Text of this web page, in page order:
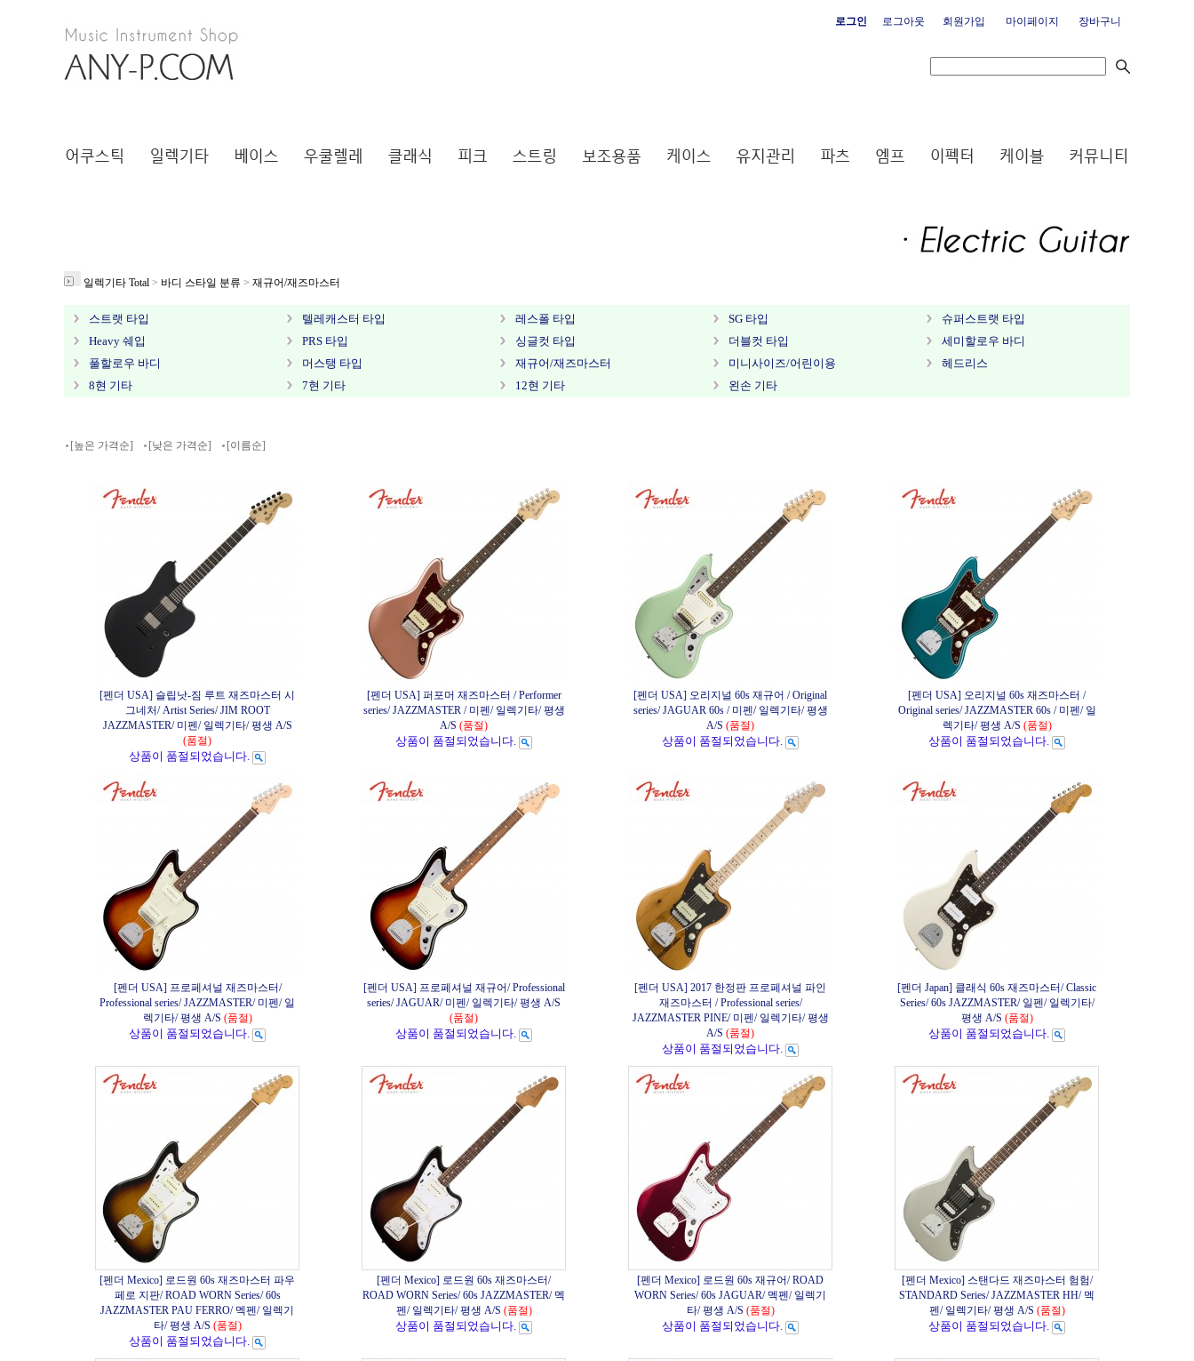
로그인 로그아웃 회원가입 마이페이지 장바구니
일렉기타 Total > 바디 스타일 분류 > 재규어/재즈마스터
스트랫 타입 텔레캐스터 타입 레스폴 타입 SG 타입
슈퍼스트랫 타입
Heavy 쉐입
PRS 타입 싱글컷 타입 더블컷 타입
세미할로우 바디
풀할로우 바디
머스탱 타입 재규어/재즈마스터 미니사이즈/어린이용
헤드리스
8현 기타
7현 기타 12현 기타 왼손 기타
[높은 가격순] [낮은 가격순] [이름순]
[펜더 USA] 슬립낫-짐 루트 재즈마스터 시
그네처/ Artist Series/ JIM ROOT
JAZZMASTER/ 미펜/ 일렉기타/ 평생 A/S
(품절)
상품이 품절되었습니다.
[펜더 USA] 퍼포머 재즈마스터 / Performer
series/ JAZZMASTER / 미펜/ 일렉기타/ 평생
A/S (품절)
상품이 품절되었습니다.
[펜더 USA] 오리지널 60s 재규어 / Original
series/ JAGUAR 60s / 미펜/ 일렉기타/ 평생
A/S (품절)
상품이 품절되었습니다.
[펜더 USA] 오리지널 60s 재즈마스터 /
Original series/ JAZZMASTER 60s / 미펜/ 일
렉기타/ 평생 A/S (품절)
상품이 품절되었습니다.
[펜더 USA] 프로페셔널 재즈마스터/
Professional series/ JAZZMASTER/ 미펜/ 일
렉기타/ 평생 A/S (품절)
상품이 품절되었습니다.
[펜더 USA] 프로페셔널 재규어/ Professional
series/ JAGUAR/ 미펜/ 일렉기타/ 평생 A/S
(품절)
상품이 품절되었습니다.
[펜더 USA] 2017 한정판 프로페셔널 파인
재즈마스터 / Professional series/
JAZZMASTER PINE/ 미펜/ 일렉기타/ 평생
A/S (품절)
상품이 품절되었습니다.
[펜더 Japan] 클래식 60s 재즈마스터/ Classic
Series/ 60s JAZZMASTER/ 일펜/ 일렉기타/
평생 A/S (품절)
상품이 품절되었습니다.
[펜더 Mexico] 로드원 60s 재즈마스터 파우
페로 지판/ ROAD WORN Series/ 60s
JAZZMASTER PAU FERRO/ 멕펜/ 일렉기
타/ 평생 A/S (품절)
상품이 품절되었습니다.
[펜더 Mexico] 로드원 60s 재즈마스터/
ROAD WORN Series/ 60s JAZZMASTER/ 멕
펜/ 일렉기타/ 평생 A/S (품절)
상품이 품절되었습니다.
[펜더 Mexico] 로드원 60s 재규어/ ROAD
WORN Series/ 60s JAGUAR/ 멕펜/ 일렉기
타/ 평생 A/S (품절)
상품이 품절되었습니다.
[펜더 Mexico] 스탠다드 재즈마스터 험험/
STANDARD Series/ JAZZMASTER HH/ 멕
펜/ 일렉기타/ 평생 A/S (품절)
상품이 품절되었습니다.